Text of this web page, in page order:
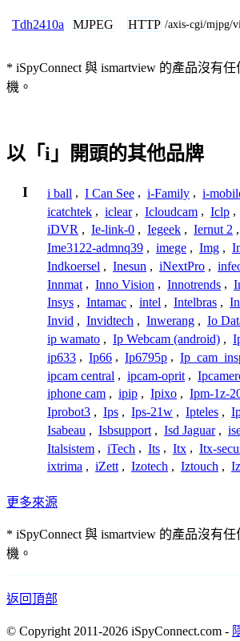
Tdh2410a MJPEG HTTP /axis-cgi/mjpg/
* iSpyConnect 與 ismartview 的產品沒
機。
以「i」開頭的其他品牌
I i ball , I Can See , i-Family , i-
icatchtek , iclear , Icloudcam , Iclp ,
iDVR , Ie-link-0 , Iegeek , Iernut 2 ,
Ime3122-admnq39 , imege , Img ,
Indkoersel , Inesun , iNextPro ,
Innmat , Inno Vision , Innotrends ,
Insys , Intamac , intel , Intelbras ,
Invid , Invidtech , Inwerang , Io
ip wamato , Ip Webcam (android) ,
ip633 , Ip66 , Ip6795p ,
ipcam central , ipcam-oprit ,
iphone cam , ipip , Ipixo , Ipm-1z-
Iprobot3 , Ips , Ips-21w , Ipteles ,
Isabeau , Isbsupport , Isd Jaguar ,
Italsistem , iTech , Its , Itx , Itx-
ixtrima , iZett , Izotech , Iztouch ,
更多來源
* iSpyConnect 與 ismartview 的產品沒
機。
返回頂部
© Copyright 2011-2026 iSpyConnect.com -